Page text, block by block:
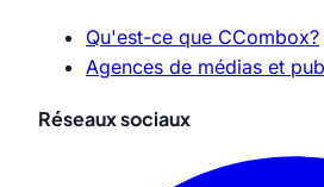
Qu'est-ce que CCombox?
Agences de médias et
Réseaux sociaux